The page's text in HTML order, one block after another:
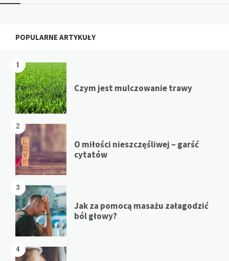
Widgets
POPULARNE ARTYKUŁY
1
Czym jest mulczowanie trawy
2
O miłości nieszczęśliwej – garść
cytatów
3
Jak za pomocą masażu załagodzić
ból głowy?
4